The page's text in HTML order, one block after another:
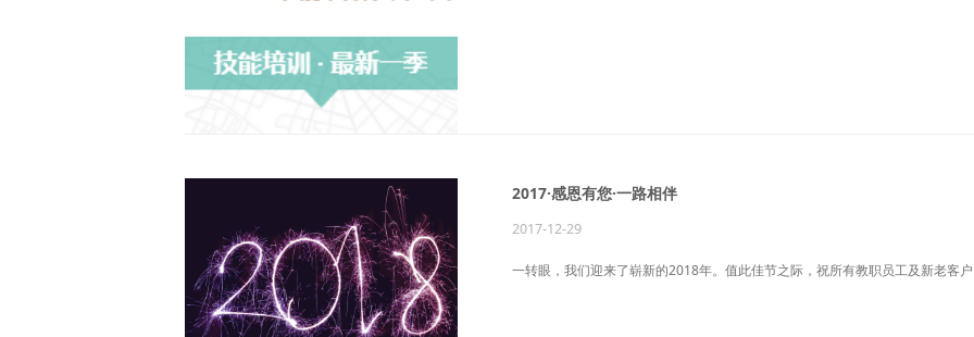
2017·感恩有您·一路相伴
2017-12-29
一转眼，我们迎来了崭新的2018年。值此佳节之际，祝所有教职员工及新老客